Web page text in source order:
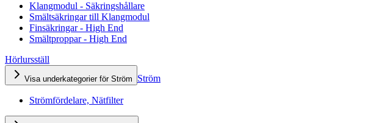
Klangmodul - Säkringshållare
Smältsäkringar till Klangmodul
Finsäkringar - High End
Smältproppar - High End
Hörlursställ
Visa underkategorier för Ström Ström
Strömfördelare, Nätfilter